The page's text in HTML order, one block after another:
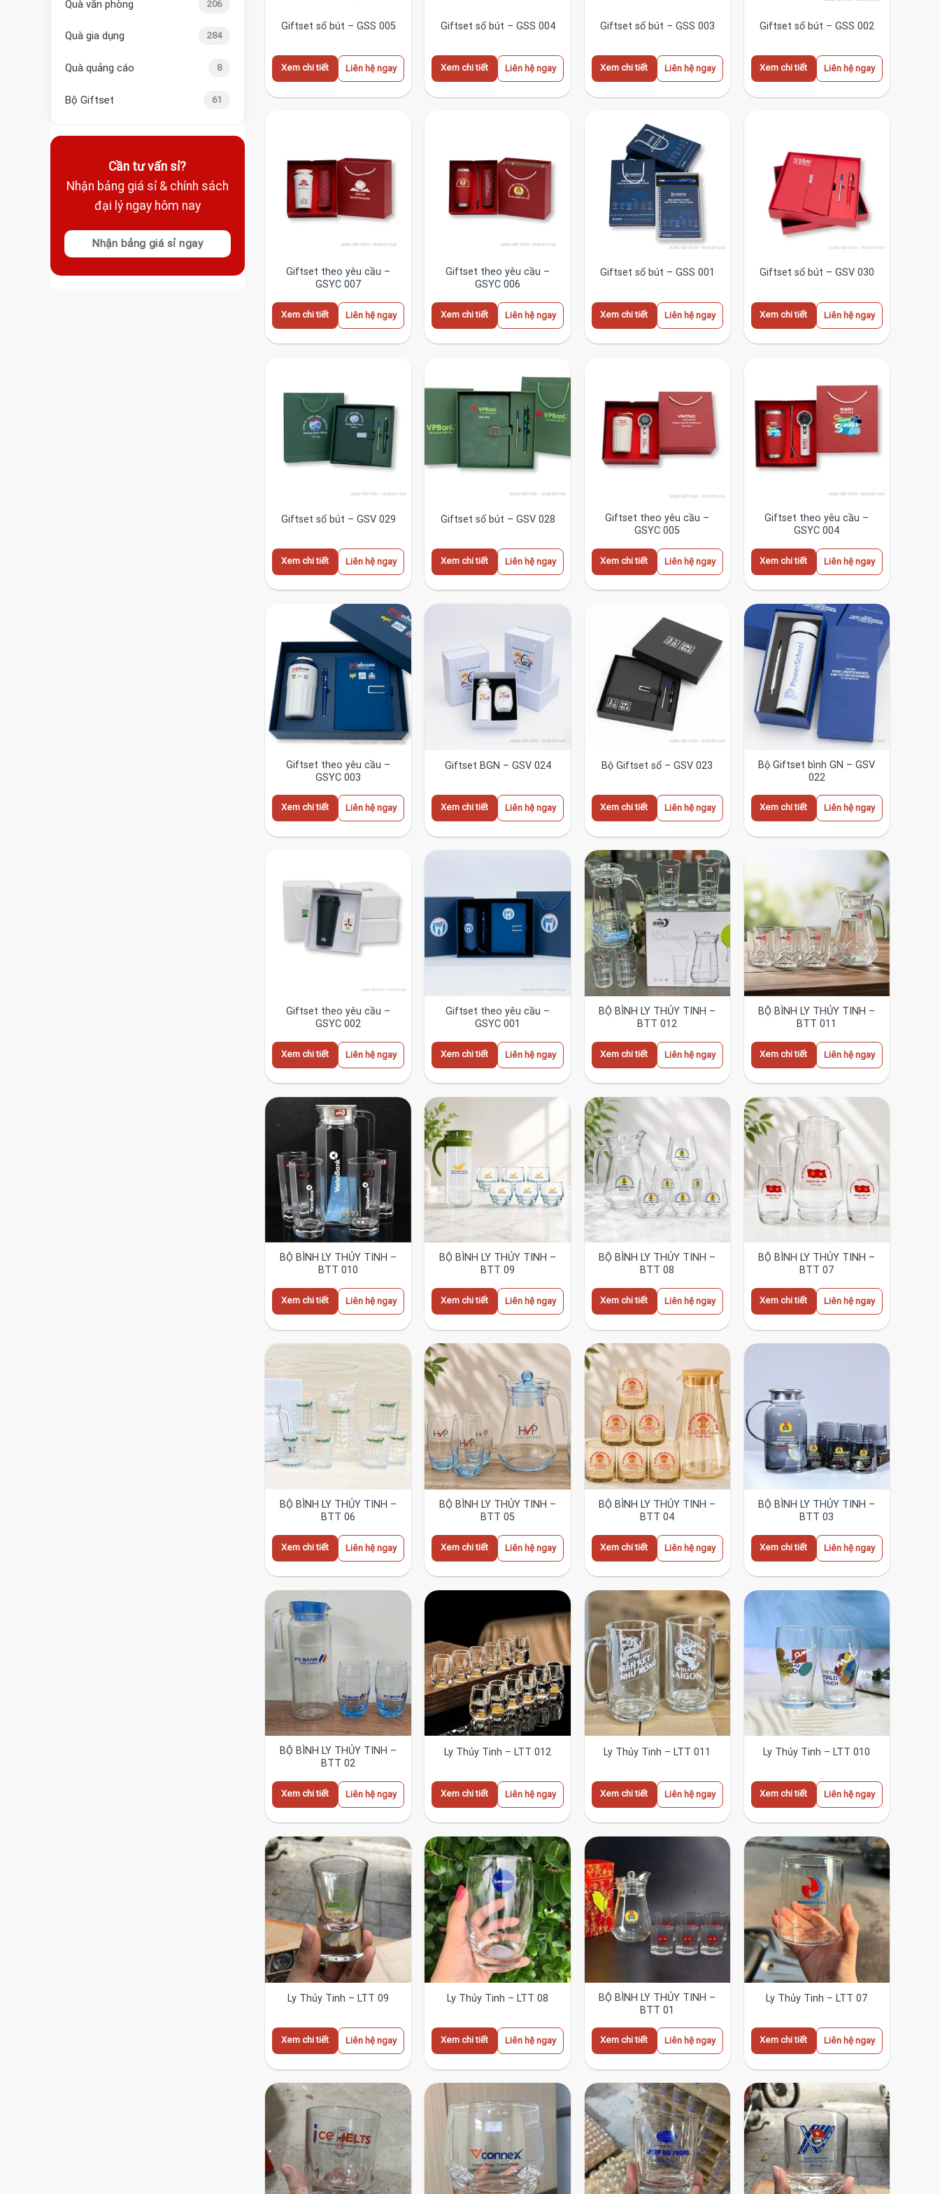
Quà văn phòng 206
Quà gia dụng 284
Quà quảng cáo 8
Bộ Giftset 61
Cần tư vấn sỉ?
Nhận bảng giá sỉ & chính sách
đại lý ngay hôm nay
Nhận bảng giá sỉ ngay
Giftset sổ bút – GSS 005
Xem chi tiết Liên hệ ngay
Giftset sổ bút – GSS 004
Xem chi tiết Liên hệ ngay
Giftset sổ bút – GSS 003
Xem chi tiết Liên hệ ngay
Giftset sổ bút – GSS 002
Xem chi tiết Liên hệ ngay
Giftset theo yêu cầu –
GSYC 007
Xem chi tiết Liên hệ ngay
Giftset theo yêu cầu –
GSYC 006
Xem chi tiết Liên hệ ngay
Giftset sổ bút – GSS 001
Xem chi tiết Liên hệ ngay
Giftset sổ bút – GSV 030
Xem chi tiết Liên hệ ngay
Giftset sổ bút – GSV 029
Xem chi tiết Liên hệ ngay
Giftset sổ bút – GSV 028
Xem chi tiết Liên hệ ngay
Giftset theo yêu cầu –
GSYC 005
Xem chi tiết Liên hệ ngay
Giftset theo yêu cầu –
GSYC 004
Xem chi tiết Liên hệ ngay
Giftset theo yêu cầu –
GSYC 003
Xem chi tiết Liên hệ ngay
Giftset BGN – GSV 024
Xem chi tiết Liên hệ ngay
Bộ Giftset sổ – GSV 023
Xem chi tiết Liên hệ ngay
Bộ Giftset bình GN – GSV
022
Xem chi tiết Liên hệ ngay
Giftset theo yêu cầu –
GSYC 002
Xem chi tiết Liên hệ ngay
Giftset theo yêu cầu –
GSYC 001
Xem chi tiết Liên hệ ngay
BỘ BÌNH LY THỦY TINH –
BTT 012
Xem chi tiết Liên hệ ngay
BỘ BÌNH LY THỦY TINH –
BTT 011
Xem chi tiết Liên hệ ngay
BỘ BÌNH LY THỦY TINH –
BTT 010
Xem chi tiết Liên hệ ngay
BỘ BÌNH LY THỦY TINH –
BTT 09
Xem chi tiết Liên hệ ngay
BỘ BÌNH LY THỦY TINH –
BTT 08
Xem chi tiết Liên hệ ngay
BỘ BÌNH LY THỦY TINH –
BTT 07
Xem chi tiết Liên hệ ngay
BỘ BÌNH LY THỦY TINH –
BTT 06
Xem chi tiết Liên hệ ngay
BỘ BÌNH LY THỦY TINH –
BTT 05
Xem chi tiết Liên hệ ngay
BỘ BÌNH LY THỦY TINH –
BTT 04
Xem chi tiết Liên hệ ngay
BỘ BÌNH LY THỦY TINH –
BTT 03
Xem chi tiết Liên hệ ngay
BỘ BÌNH LY THỦY TINH –
BTT 02
Xem chi tiết Liên hệ ngay
Ly Thủy Tinh – LTT 012
Xem chi tiết Liên hệ ngay
Ly Thủy Tinh – LTT 011
Xem chi tiết Liên hệ ngay
Ly Thủy Tinh – LTT 010
Xem chi tiết Liên hệ ngay
Ly Thủy Tinh – LTT 09
Xem chi tiết Liên hệ ngay
Ly Thủy Tinh – LTT 08
Xem chi tiết Liên hệ ngay
BỘ BÌNH LY THỦY TINH –
BTT 01
Xem chi tiết Liên hệ ngay
Ly Thủy Tinh – LTT 07
Xem chi tiết Liên hệ ngay